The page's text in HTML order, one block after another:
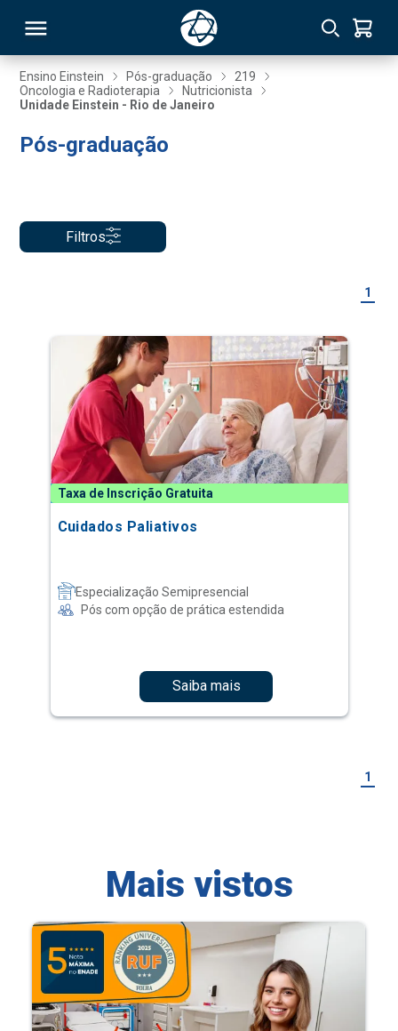
Ensino Einstein Pós-graduação
219
Oncologia e Radioterapia
Nutricionista
Unidade Einstein - Rio de Janeiro
Pós-graduação
Filtros
1
Taxa de Inscrição Gratuita
Cuidados Paliativos
Especialização Semipresencial
Pós com opção de prática estendida
Saiba mais
1
Mais vistos